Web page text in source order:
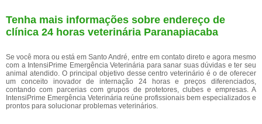
Tenha mais informações sobre endereço de
clínica 24 horas veterinária Paranapiacaba
Se você mora ou está em Santo André, entre em contato direto e agora mesmo
com a IntensiPrime Emergência Veterinária para sanar suas dúvidas e ter seu
animal atendido. O principal objetivo desse centro veterinário é o de oferecer
um conceito inovador de internação 24 horas e preços diferenciados,
contando com parcerias com grupos de protetores, clubes e empresas. A
IntensiPrime Emergência Veterinária reúne profissionais bem especializados e
prontos para solucionar problemas veterinários.